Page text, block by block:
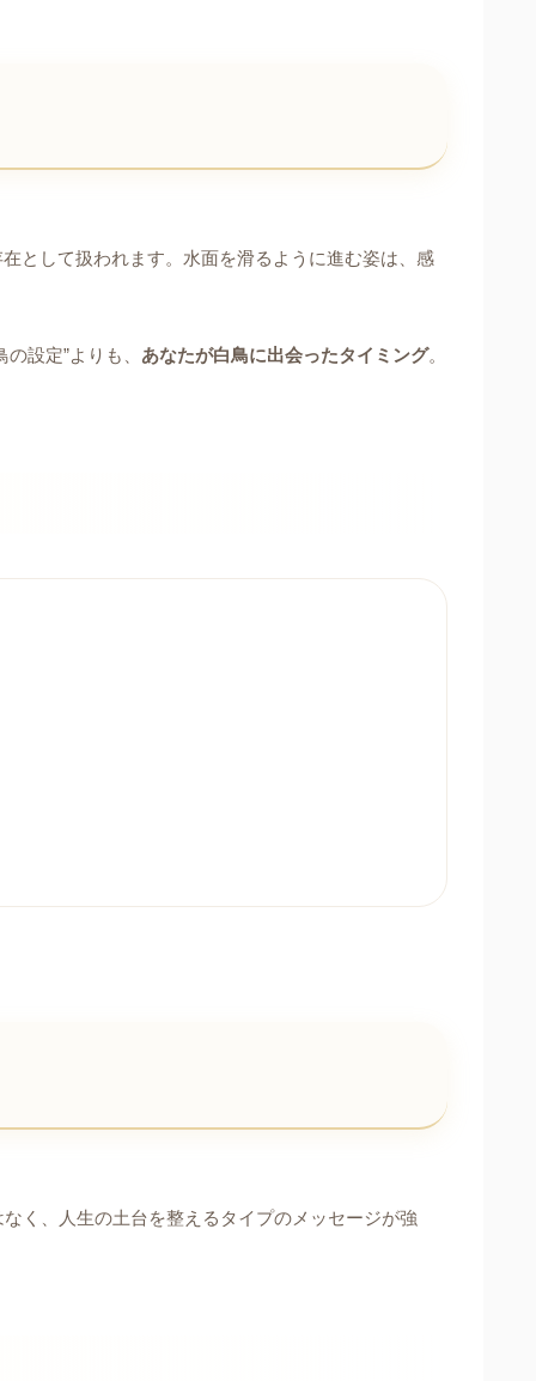
として扱われます。水面を滑るように進む姿は、感
設定”よりも、 あなたが白鳥に出会ったタイミング。
く、人生の土台を整えるタイプのメッセージが強